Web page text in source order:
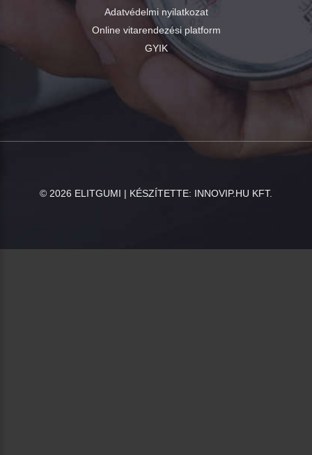
Adatvédelmi nyilatkozat
Online vitarendezési platform
GYIK
© 2026 ELITGUMI | KÉSZÍTETTE: INNOVIP.HU KFT.